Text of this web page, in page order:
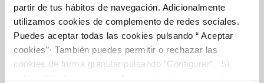
partir de tus hábitos de navegación. Adicionalmente
utilizamos cookies de complemento de redes sociales.
Puedes aceptar todas las cookies pulsando “ Aceptar
cookies”· También puedes permitir o rechazar las
cookies de forma granular pulsando “Configurar”. Si
Gestiones Online